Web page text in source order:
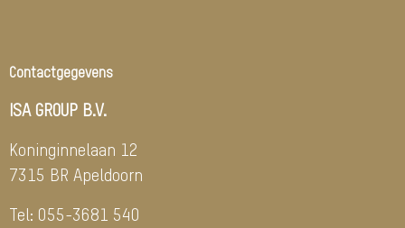
Contactgegevens
ISA GROUP B.V.
Koninginnelaan 12
7315 BR Apeldoorn
Tel: 055-3681 540